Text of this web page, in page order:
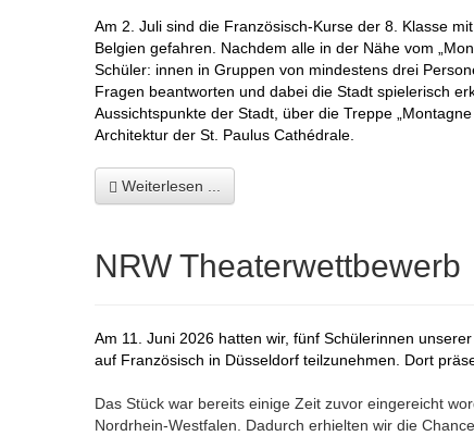
Am 2. Juli sind die Französisch-Kurse der 8. Klasse
Belgien gefahren. Nachdem alle in der Nähe vom
Schüler: innen in Gruppen von mindestens drei
Fragen beantworten und dabei die Stadt spielerisch
Aussichtspunkte der Stadt, über die Treppe
Architektur der St. Paulus Cathédrale.
Weiterlesen ...
NRW Theaterwettbewerb
Am 11. Juni 2026 hatten wir, fünf Schülerinnen
auf Französisch in Düsseldorf teilzunehmen. Dort
Das Stück war bereits einige Zeit zuvor eingereicht
Nordrhein-Westfalen. Dadurch erhielten wir die